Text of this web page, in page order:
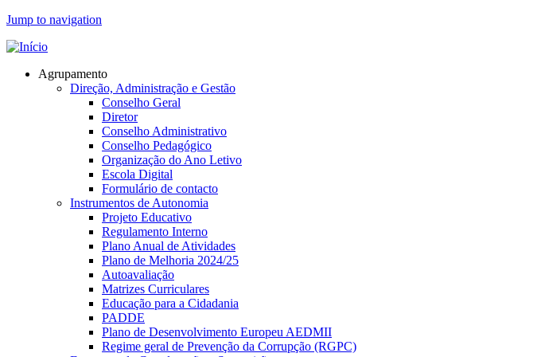
Jump to navigation
Agrupamento
Direção, Administração e Gestão
Conselho Geral
Diretor
Conselho Administrativo
Conselho Pedagógico
Organização do Ano Letivo
Escola Digital
Formulário de contacto
Instrumentos de Autonomia
Projeto Educativo
Regulamento Interno
Plano Anual de Atividades
Plano de Melhoria 2024/25
Autoavaliação
Matrizes Curriculares
Educação para a Cidadania
PADDE
Plano de Desenvolvimento Europeu AEDMII
Regime geral de Prevenção da Corrupção (RGPC)